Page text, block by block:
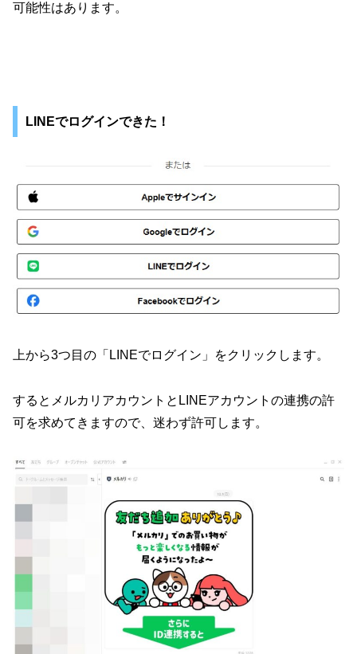
可能性はあります。
LINEでログインできた！
上から3つ目の「LINEでログイン」をクリックします。
するとメルカリアカウントとLINEアカウントの連携の許
可を求めてきますので、迷わず許可します。